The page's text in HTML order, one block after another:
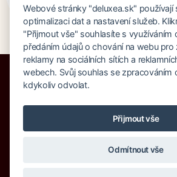
+421 915
Poistenie proti úpadku 1 505
Webové stránky "deluxea.sk"
optimalizaci dat a nastavení služeb.
"Přijmout vše" souhlasíte s využíváním
předáním údajů o chování na webu pro
reklamy na sociálních sítích a
webech. Svůj souhlas se zpracováním
kdykoliv odvolat.
Přijmout vše
Odmítnout vše
Potřebujete poradit? Zeptejte se
Chettyho.